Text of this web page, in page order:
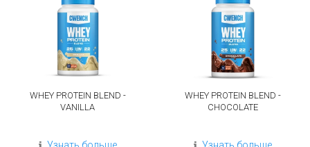
WHEY PROTEIN BLEND -
VANILLA
WHEY PROTEIN BLEND -
CHOCOLATE